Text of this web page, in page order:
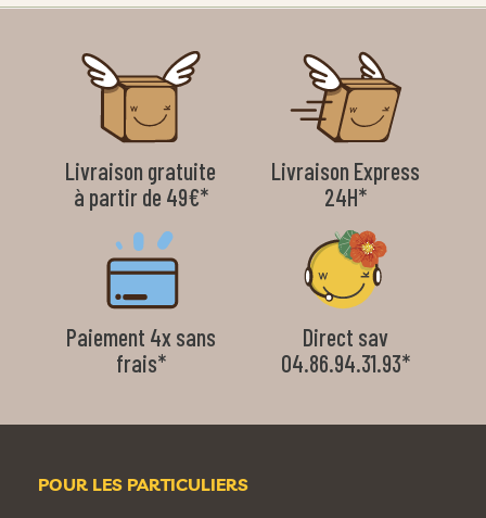
Livraison gratuite
à partir de 49€*
Livraison Express
24H*
Paiement 4x sans
frais*
Direct sav
04.86.94.31.93*
POUR LES PARTICULIERS